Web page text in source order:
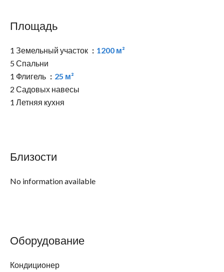
Площадь
1 Земельный участок
1200 м²
5 Спальни
1 Флигель
25 м²
2 Садовых навесы
1 Летняя кухня
Близости
No information available
Оборудование
Кондиционер